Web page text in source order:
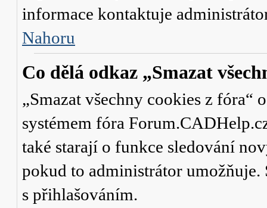
informace kontaktuje
Nahoru
Co dělá odkaz „Smazat
„Smazat všechny cookies z fóra“
systémem fóra
také starají o funkce sledování
pokud to administrátor umožňuje.
s přihlašováním.